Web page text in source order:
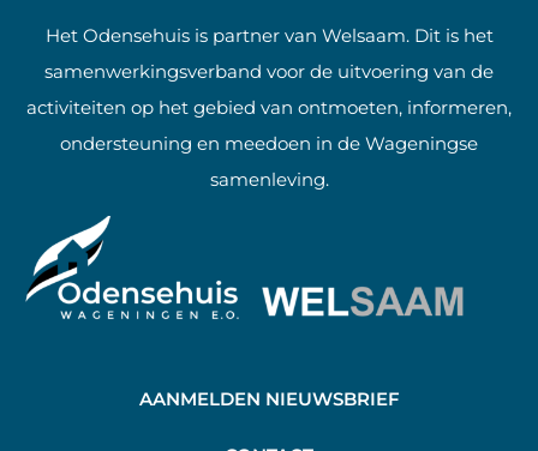
Het Odensehuis is partner van Welsaam. Dit is het
samenwerkingsverband voor de uitvoering van de
activiteiten op het gebied van ontmoeten, informeren,
ondersteuning en meedoen in de Wageningse
samenleving.
AANMELDEN NIEUWSBRIEF